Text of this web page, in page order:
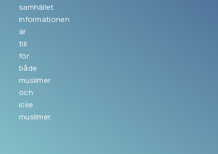
samhället.
Informationen
är
till
för
både
muslimer
och
icke
muslimer.